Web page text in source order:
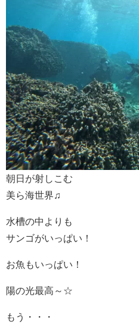
朝日が射しこむ
美ら海世界♫
水槽の中よりも
サンゴがいっぱい！
お魚もいっぱい！
陽の光最高～☆
もう・・・